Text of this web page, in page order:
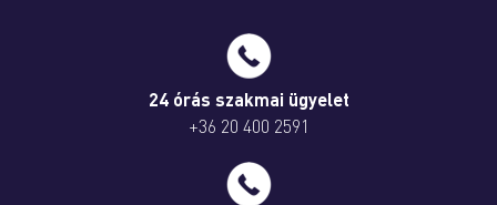
24 órás szakmai ügyelet
+36 20 400 2591